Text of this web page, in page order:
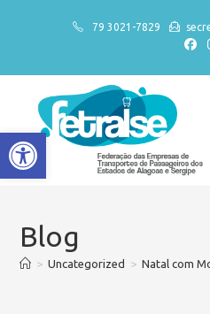
Abrir a barra
79 3021-7829
Blog
> Uncategorized > Natal com